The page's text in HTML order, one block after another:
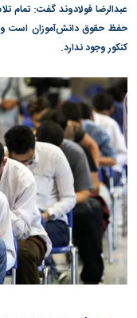
عبدالرضا فولادوند گفت: تمام
حفظ حقوق دانش‌آموزان است و
کنکور وجود ندارد.